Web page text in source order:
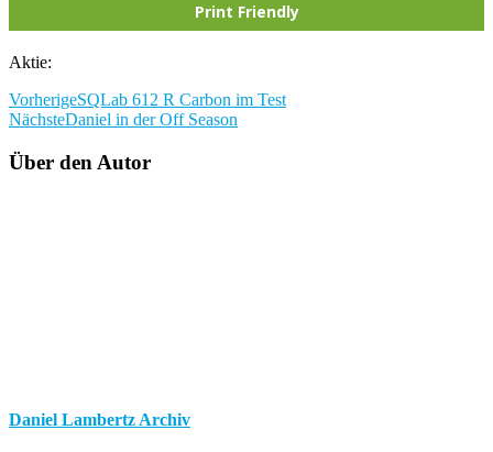
Print Friendly
Aktie:
VorherigeSQLab 612 R Carbon im Test
NächsteDaniel in der Off Season
Über den Autor
Daniel Lambertz Archiv